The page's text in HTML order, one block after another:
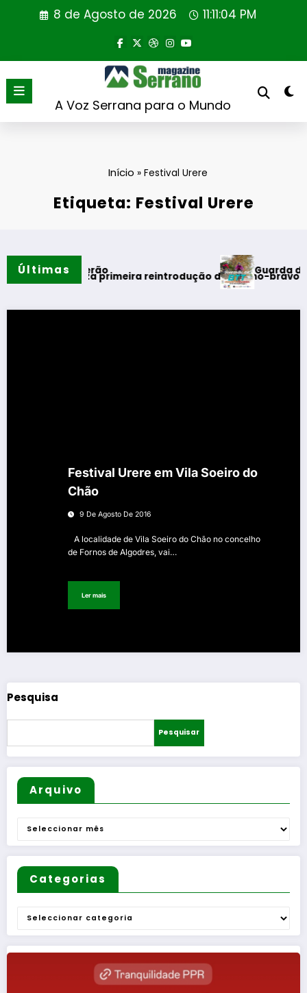
8 de Agosto de 2026 11:11:05 PM
A Voz Serrana para o Mundo
Início »Festival Urere
Etiqueta: Festival Urere
Últimas
do verão
realiza primeira reintrodução de coelho-bravo em
Guarda desafia
Festival Urere em Vila Soeiro do
Chão
9 De Agosto De 2016
A localidade de Vila Soeiro do Chão no concelho
de Fornos de Algodres, vai…
Ler mais
Pesquisa
Pesquisar
Arquivo
Arquivo
Categorias
Categorias